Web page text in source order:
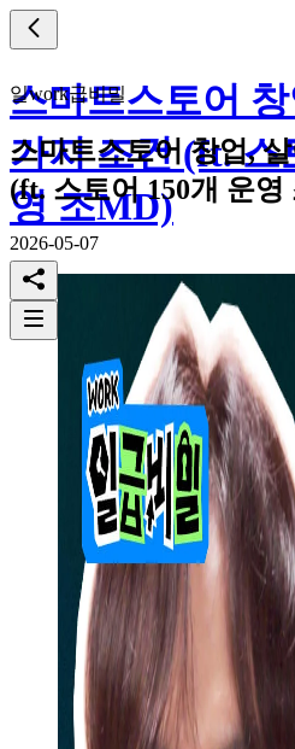
스마트스토어
가지 조건 (ft. 스
영 조MD)
일work급비밀
스마트스토어 창업,
(ft. 스토어 150개 운영
2026-05-07